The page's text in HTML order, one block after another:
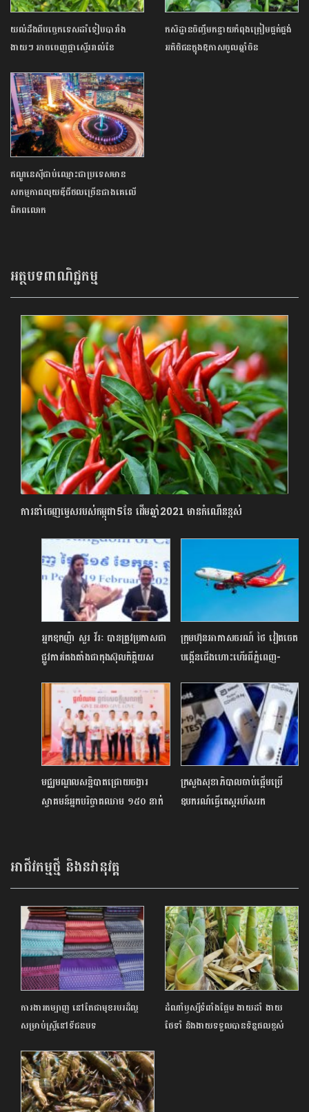
យល់ដឹងពីបច្ចេកទេសដាំទៀបបារាំង
ងាយៗ អាចចេញផ្កាស្ទើររាល់ខែ
កសិដ្ឋានចិញ្ចឹមកន្ធាយកំពុងត្រៀមផ្គត់ផ្គង់
អតិថិជនក្នុងឱកាសចូលឆ្នាំចិន
ឥណ្ឌូនេស៊ីជាប់ឈ្មោះជាប្រទេសមាន
សកម្មភាពលុយឌីជីថលច្រើនជាងគេលើ
ពិភពលោក
អត្ថបទពាណិជ្ជកម្ម
ការនាំចេញ​ម្ទេស​របស់​កម្ពុជា5ខែ ដើមឆ្នាំ2021 មានកំណើនខ្ពស់​
អ្នកឧកញ៉ា សួរ វីរៈ បានត្រូវប្រកាសជា
ផ្លូវការតែងតាំងជាកុងស៊ុលកិត្តិយស
កម្ពុជា
ក្រុមហ៊ុនអាកាសចរណ៍ ថៃ វៀតចេត
បង្កើនជើងហោះហើរពីភ្នំពេញ-
ប្រចាំថ្ងៃ
មជ្ឈមណ្ឌលសន្និបាតជ្រោយចង្វារ
ស្វាគមន៍អ្នកបរិច្ចាគឈាម ១៥០ នាក់
ក្រសួងសុខាភិបាលចាប់ផ្តើមប្រើ
ឧបករណ៍ធ្វើតេស្តរហ័សរក
អាជីវកម្មថ្មី និងនវានុវត្ត
ការងារតម្បាញ នៅតែជាមុខរបរដ៏ល្អ
សម្រាប់ស្ត្រីនៅទីជនបទ
ដំណាំឫស្សីទំពាំងផ្អែម ងាយដាំ ងាយ
ថែទាំ និងងាយទទួលបានទិន្នផលខ្ពស់